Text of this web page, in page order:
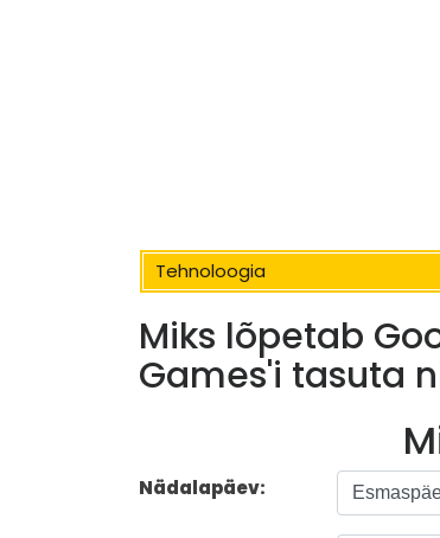
Tehnoloogia
Miks lõpetab
Games'i tasuta
Nädalapäev: